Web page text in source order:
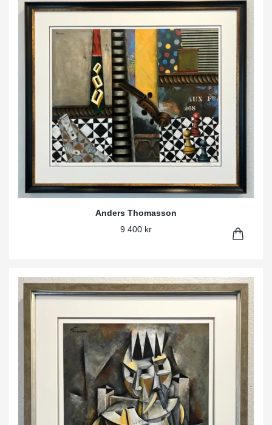
Anders Thomasson
9 400 kr